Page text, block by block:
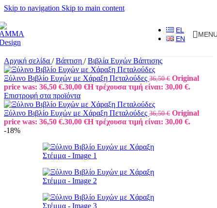
Skip to navigation Skip to main content
EL
EN
Αρχική σελίδα / Βάπτιση / Βιβλία Ευχών Βάπτισης
Ξύλινο Βιβλίο Ευχών με Χάραξη Πεταλούδες 36,50€ Original
price was: 36,50 €.30,00 €Η τρέχουσα τιμή είναι: 30,00 €.
Επιστροφή στα προϊόντα
Ξύλινο Βιβλίο Ευχών με Χάραξη Πεταλούδες 36,50€ Original
price was: 36,50 €.30,00 €Η τρέχουσα τιμή είναι: 30,00 €.
-18%